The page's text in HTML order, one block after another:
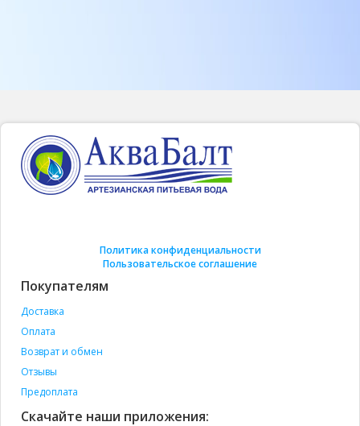
Политика конфиденциальности
Пользовательское соглашение
Покупателям
Доставка
Оплата
Возврат и обмен
Отзывы
Предоплата
Скачайте наши приложения: